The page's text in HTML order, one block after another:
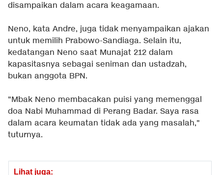
disampaikan dalam acara keagamaan.
Neno, kata Andre, juga tidak menyampaikan ajakan
untuk memilih Prabowo-Sandiaga. Selain itu,
kedatangan Neno saat Munajat 212 dalam
kapasitasnya sebagai seniman dan ustadzah,
bukan anggota BPN.
"Mbak Neno membacakan puisi yang memenggal
doa Nabi Muhammad di Perang Badar. Saya rasa
dalam acara keumatan tidak ada yang masalah,"
tuturnya.
Lihat juga: